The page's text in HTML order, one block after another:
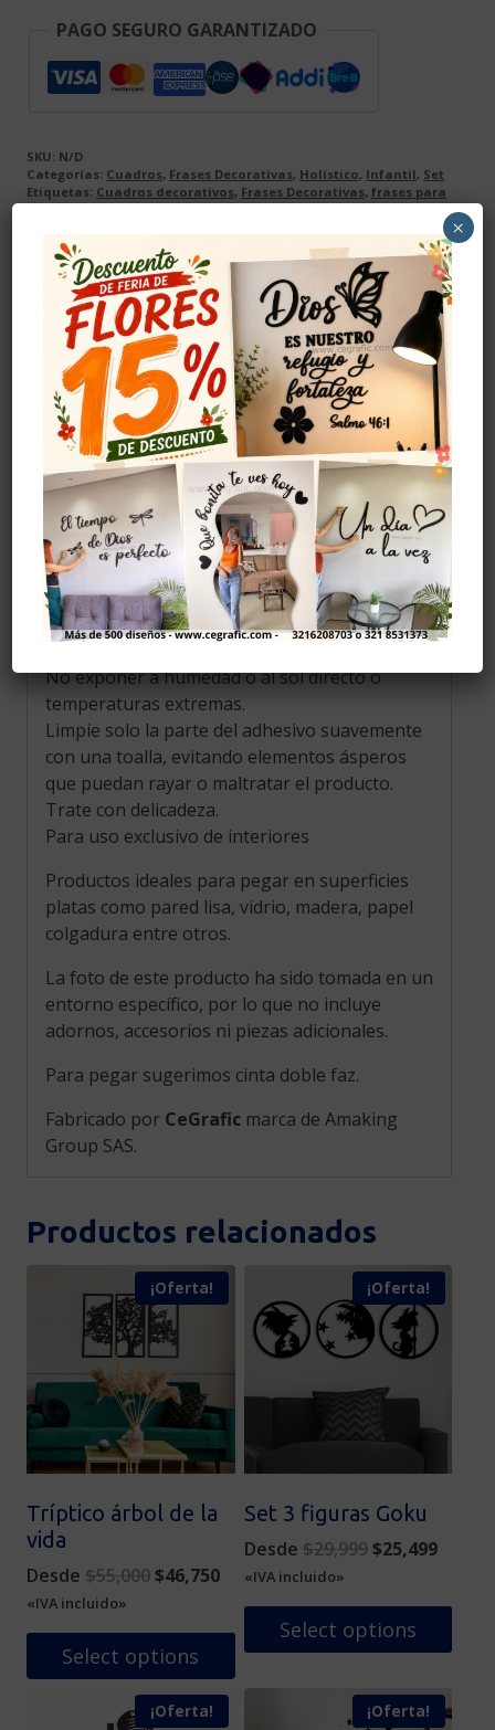
PAGO SEGURO GARANTIZADO
SKU: N/D
Categorías: Cuadros, Frases Decorativas, Holístico, Infantil, Set
Etiquetas: Cuadros decorativos, Frases Decorativas, frases para
Descripción
Valoraciones (0)
Descripción
Producto elaborado en maderaMDFde alta
calidad, el color se da con vinilo adhesivo, el
cual se pega a la madera antes de realizar el
corte para darle color y elegancia, el color
mostrado en la fotografía es una
aproximación al tono real. El color solo esta
dado por la cara frontal del producto.
CUIDADOS
No exponer a humedad o al sol directo o
temperaturas extremas.
Limpie solo la parte del adhesivo suavemente
con una toalla, evitando elementos ásperos
que puedan rayar o maltratar el producto.
Trate con delicadeza.
Para uso exclusivo de interiores
Productos ideales para pegar en superficies
platas como pared lisa, vidrio, madera, papel
colgadura entre otros.
La foto de este producto ha sido tomada en un
entorno específico, por lo que no incluye
adornos, accesorios ni piezas adicionales.
Para pegar sugerimos cinta doble faz.
Fabricado por CeGrafic marca de Amaking
Group SAS.
Productos relacionados
¡Oferta!
Tríptico árbol de la
vida
Desde $55,000Original
was:
$55,000.
$46,750Current
price
is:
$46,750.
«IVA incluido»
Select options
¡Oferta!
Set 3 figuras Goku
Desde $29,999 Original
was:
$29,999.
$25,499
is:
«IVA incluido»
Select options
producto
¡Oferta! ¡Oferta!
×